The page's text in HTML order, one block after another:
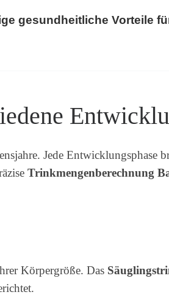
gesundheitliche Vorteile
Jede Entwicklungsphase
Trinkmengenberechnung
Körpergröße. Das